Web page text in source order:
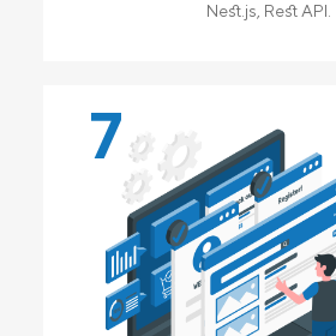
Nest.js, Rest API.
7